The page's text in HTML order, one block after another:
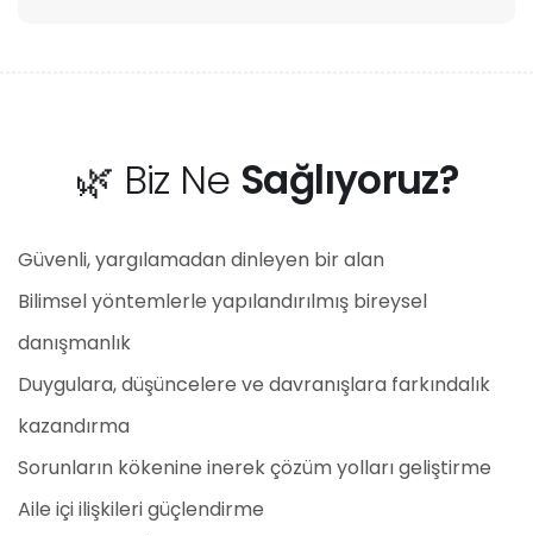
🌿 Biz Ne Sağlıyoruz?
Güvenli, yargılamadan dinleyen bir alan
Bilimsel yöntemlerle yapılandırılmış bireysel
danışmanlık
Duygulara, düşüncelere ve davranışlara farkındalık
kazandırma
Sorunların kökenine inerek çözüm yolları geliştirme
Aile içi ilişkileri güçlendirme